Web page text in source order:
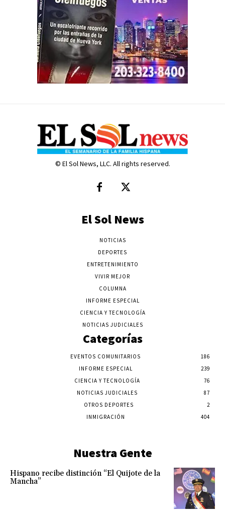
© El Sol News, LLC. All rights reserved.
El Sol News
NOTICIAS
DEPORTES
ENTRETENIMIENTO
VIVIR MEJOR
COLUMNA
INFORME ESPECIAL
CIENCIA Y TECNOLOGÍA
NOTICIAS JUDICIALES
Categorías
EVENTOS COMUNITARIOS
186
INFORME ESPECIAL
239
CIENCIA Y TECNOLOGÍA
76
NOTICIAS JUDICIALES
87
OTROS DEPORTES
2
INMIGRACIÓN
404
Nuestra Gente
Hispano recibe distinción “El Quijote de la
Mancha”